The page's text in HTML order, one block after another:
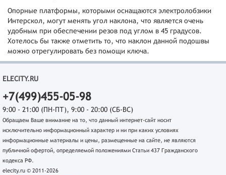
Опорные платформы, которыми оснащаются электролобзики
Интерскол, могут менять угол наклона, что является очень
удобным при обеспечении резов под углом в 45 градусов.
Хотелось бы также отметить то, что наклон данной подошвы
можно отрегулировать без помощи ключа.
ELECITY.RU
+7(499)455-05-98
9:00 - 21:00 (ПН-ПТ), 9:00 - 20:00 (СБ-ВС)
Обращаем Ваше внимание на то, что данный интернет-сайт носит
исключительно информационный характер и ни при каких условиях
информационные материалы и цены, размещенные на сайте, не являются
публичной офертой, определяемой положениями Статьи 437 Гражданского
кодекса РФ.
elecity.ru © 2011-2026